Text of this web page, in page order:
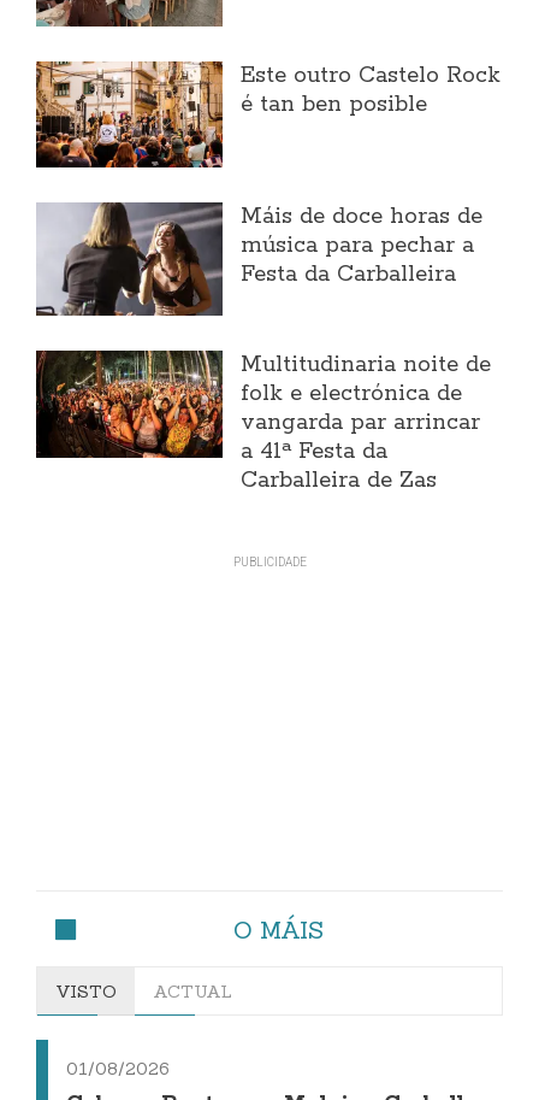
Este outro Castelo Rock
é tan ben posible
Máis de doce horas de
música para pechar a
Festa da Carballeira
Multitudinaria noite de
folk e electrónica de
vangarda par arrincar
a 41ª Festa da
Carballeira de Zas
O MÁIS
VISTO ACTUAL
01/08/2026